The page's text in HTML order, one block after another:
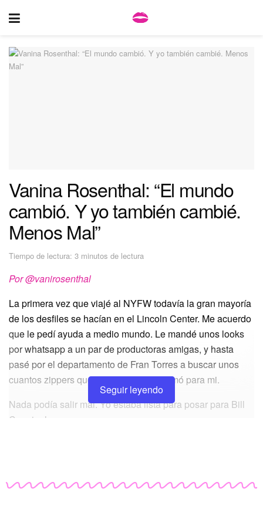
Vanina Rosenthal: “El mundo
cambió. Y yo también cambié.
Menos Mal”
Tiempo de lectura: 3 minutos de lectura
Por@vanirosenthal
La primera vez que viajé al NYFW todavía la gran mayoría
de los desfiles se hacían en el Lincoln Center. Me acuerdo
que le pedí ayuda a medio mundo. Le mandé unos looks
por whatsapp a un par de productoras amigas, y hasta
pasé por el departamento de Fran Torres a buscar unos
cuantos zippers que generosamente armó para mi.
Nada podía salir mal. Yo estaba lista para posar para Bill
Cunningham.
mucho menos cancheras. En mi mente tradicional, más
Seguir leyendo